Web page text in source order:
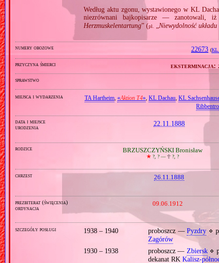
Według aktu zgonu, wystawionego w KL
niezrównani bajkopisarze — zanotowali,
Herzmuskelentartung” (pl. „Niewydolność
numery obozowe 22673 (KL
przyczyna śmierci eksterminacja:
sprawstwo
miejsca i wydarzenia TA Hartheim, «Aktion T4», KL Dachau, KL
data i miejsce
urodzenia
22.11.1888
rodzice BRZUSZCZYŃSKI Bronisław
🞲?, ? — 🕆?, ?
chrzest 26.11.1888
prezbiterat (święcenia)
ordynacja
09.06.1912
szczegóły posługi 1938 – 1940 proboszcz —Pyzdry ⋄
Zagórów
1930 – 1938
proboszcz — Zbiersk⋄
dekanat RK